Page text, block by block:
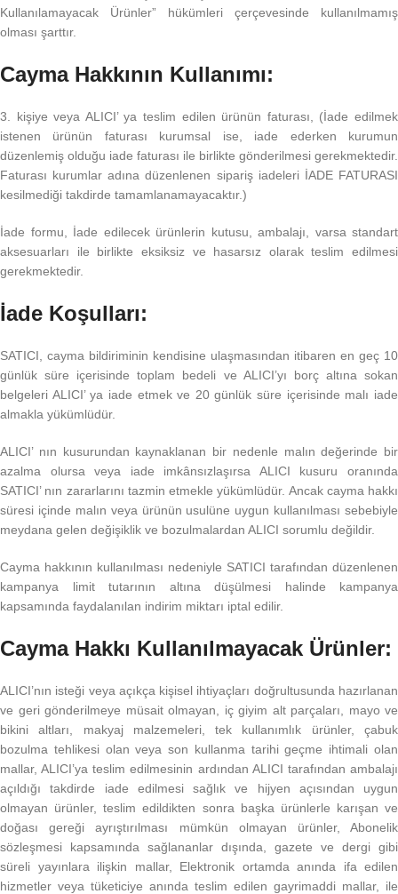
Kullanılamayacak Ürünler” hükümleri çerçevesinde kullanılmamış
olması şarttır.
Cayma Hakkının Kullanımı:
3. kişiye veya ALICI’ ya teslim edilen ürünün faturası, (İade edilmek
istenen ürünün faturası kurumsal ise, iade ederken kurumun
düzenlemiş olduğu iade faturası ile birlikte gönderilmesi gerekmektedir.
Faturası kurumlar adına düzenlenen sipariş iadeleri İADE FATURASI
kesilmediği takdirde tamamlanamayacaktır.)
İade formu, İade edilecek ürünlerin kutusu, ambalajı, varsa standart
aksesuarları ile birlikte eksiksiz ve hasarsız olarak teslim edilmesi
gerekmektedir.
İade Koşulları:
SATICI, cayma bildiriminin kendisine ulaşmasından itibaren en geç 10
günlük süre içerisinde toplam bedeli ve ALICI’yı borç altına sokan
belgeleri ALICI’ ya iade etmek ve 20 günlük süre içerisinde malı iade
almakla yükümlüdür.
ALICI’ nın kusurundan kaynaklanan bir nedenle malın değerinde bir
azalma olursa veya iade imkânsızlaşırsa ALICI kusuru oranında
SATICI’ nın zararlarını tazmin etmekle yükümlüdür. Ancak cayma hakkı
süresi içinde malın veya ürünün usulüne uygun kullanılması sebebiyle
meydana gelen değişiklik ve bozulmalardan ALICI sorumlu değildir.
Cayma hakkının kullanılması nedeniyle SATICI tarafından düzenlenen
kampanya limit tutarının altına düşülmesi halinde kampanya
kapsamında faydalanılan indirim miktarı iptal edilir.
Cayma Hakkı Kullanılmayacak Ürünler:
ALICI’nın isteği veya açıkça kişisel ihtiyaçları doğrultusunda hazırlanan
ve geri gönderilmeye müsait olmayan, iç giyim alt parçaları, mayo ve
bikini altları, makyaj malzemeleri, tek kullanımlık ürünler, çabuk
bozulma tehlikesi olan veya son kullanma tarihi geçme ihtimali olan
mallar, ALICI’ya teslim edilmesinin ardından ALICI tarafından ambalajı
açıldığı takdirde iade edilmesi sağlık ve hijyen açısından uygun
olmayan ürünler, teslim edildikten sonra başka ürünlerle karışan ve
doğası gereği ayrıştırılması mümkün olmayan ürünler, Abonelik
sözleşmesi kapsamında sağlananlar dışında, gazete ve dergi gibi
süreli yayınlara ilişkin mallar, Elektronik ortamda anında ifa edilen
hizmetler veya tüketiciye anında teslim edilen gayrimaddi mallar, ile